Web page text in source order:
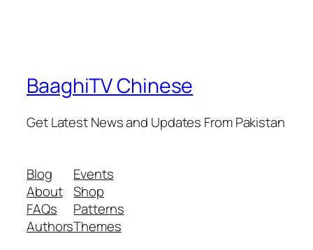
BaaghiTV Chinese
Get Latest News and Updates From Pakistan
Blog
About
FAQs
Authors
Events
Shop
Patterns
Themes